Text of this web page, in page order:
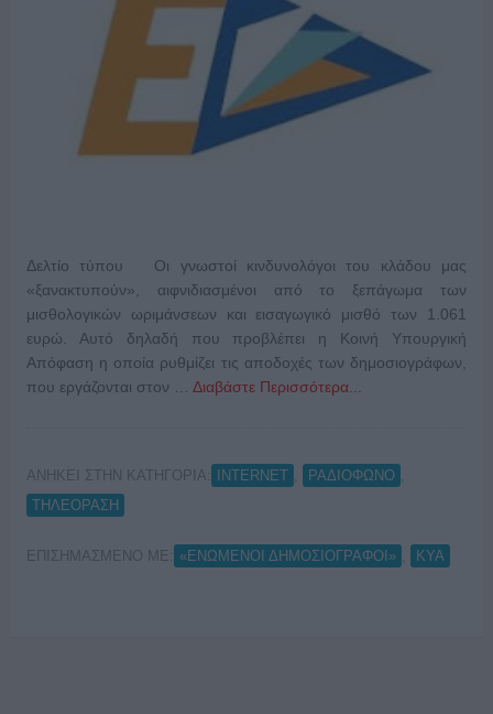
Δελτίο τύπου Οι γνωστοί κινδυνολόγοι του κλάδου μας
«ξανακτυπούν», αιφνιδιασμένοι από το ξεπάγωμα των
μισθολογικών ωριμάνσεων και εισαγωγικό μισθό των 1.061
ευρώ. Αυτό δηλαδή που προβλέπει η Κοινή Υπουργική
Απόφαση η οποία ρυθμίζει τις αποδοχές των δημοσιογράφων,
που εργάζονται στον … Διαβάστε Περισσότερα...
ΑΝΗΚΕΙ ΣΤΗΝ ΚΑΤΗΓΟΡΙΑ: INTERNET ΡΑΔΙΟΦΩΝΟ
ΤΗΛΕΟΡΑΣΗ
ΕΠΙΣΗΜΑΣΜΕΝΟ ΜΕ: «ΕΝΩΜΕΝΟΙ ΔΗΜΟΣΙΟΓΡΑΦΟΙ» ΚΥΑ